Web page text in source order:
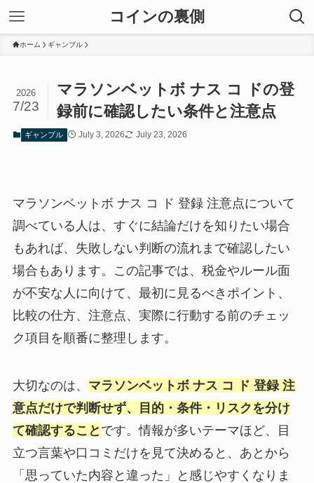
コインの裏側
ホーム ギャンブル
マラソンベットボ ナス コ ドの登
録前に確認したい条件と注意点
2026
7/23
ギャンブル July 3, 2026 July 23, 2026
マラソンベットボ ナス コ ド 登録 注意点について
調べている人は、すぐに結論だけを知りたい場合
もあれば、失敗しない判断の流れまで確認したい
場合もあります。この記事では、税金やルール面
が不安な人に向けて、最初に見るべきポイント、
比較の仕方、注意点、実際に行動する前のチェッ
ク項目を順番に整理します。
大切なのは、 マラソンベットボ ナス コ ド 登録 注
意点だけで判断せず、目的・条件・リスクを分け
て確認すること です。情報が多いテーマほど、目
立つ言葉や口コミだけを見て決めると、あとから
「思っていた内容と違った」と感じやすくなりま